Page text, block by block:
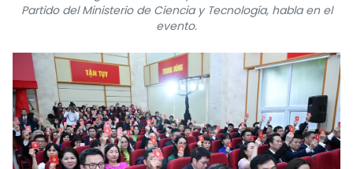
Partido del Ministerio de Ciencia y Tecnología, habla en el
evento.